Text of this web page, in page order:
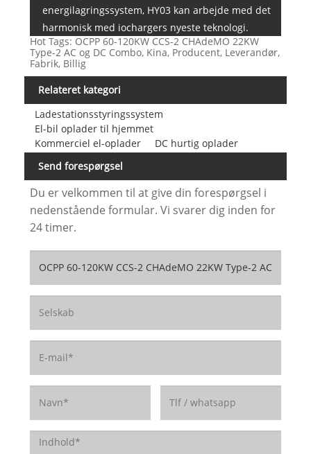
energilagringssystem, HY03 kan arbejde med det
harmonisk med iochargers nyeste teknologi.
Hot Tags: OCPP 60-120KW CCS-2 CHAdeMO 22KW
Type-2 AC og DC Combo, Kina, Producent, Leverandør,
Fabrik, Billig
Relateret kategori
Ladestationsstyringssystem
El-bil oplader til hjemmet
Kommerciel el-oplader
DC hurtig oplader
Send forespørgsel
Du er velkommen til at give din forespørgsel i
nedenstående formular. Vi svarer dig inden for
24 timer.